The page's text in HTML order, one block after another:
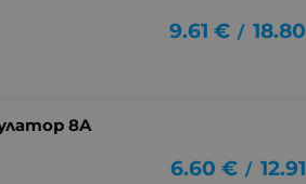
9.61 € / 18.80
8A
6.60 € / 12.91